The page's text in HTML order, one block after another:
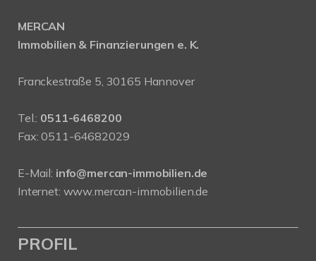
MERCAN
Immobilien & Finanzierungen e. K.
Franckestraße 5, 30165 Hannover
Tel.: 0511-6468200
Fax: 0511-64682029
E-Mail: info@mercan-immobilien.de
Internet: www.mercan-immobilien.de
PROFIL